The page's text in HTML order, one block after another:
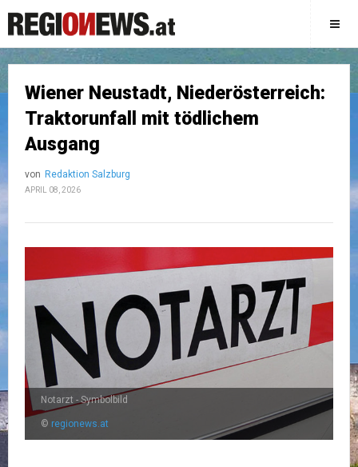
Wiener Neustadt, Niederösterreich:
Traktorunfall mit tödlichem
Ausgang
von Redaktion Salzburg
APRIL 08, 2026
Notarzt - Symbolbild
© regionews.at